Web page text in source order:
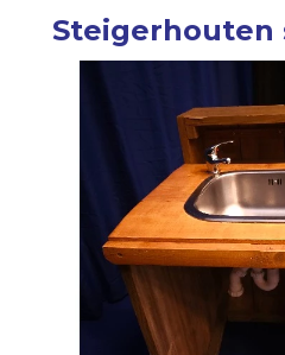
Steigerhouten